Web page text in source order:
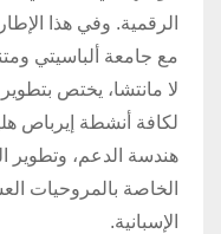
الرقمية. وفي هذا
مع جامعة ألباسيتي
لا مانتشا، يختص
لكافة أنشطة إيرباص
هندسة الدعم، وتطوير
الخاصة بالمروحيات
الإسبانية.